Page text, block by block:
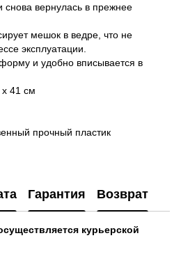
снова вернулась в прежнее
мешок в ведре, что не
эксплуатации.
и удобно вписывается в
41 см
прочный пластик
Гарантия Возврат
курьерской